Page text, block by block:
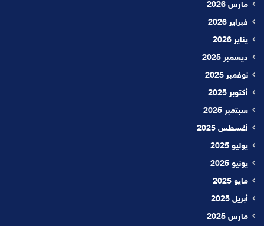
مارس 2026
فبراير 2026
يناير 2026
ديسمبر 2025
نوفمبر 2025
أكتوبر 2025
سبتمبر 2025
أغسطس 2025
يوليو 2025
يونيو 2025
مايو 2025
أبريل 2025
مارس 2025